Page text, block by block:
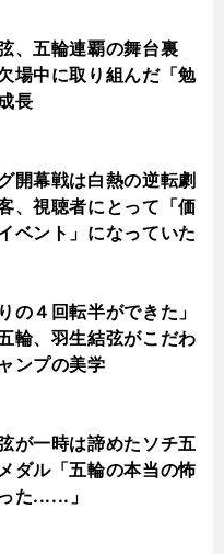
、五輪連覇の舞台裏
場中に取り組んだ「勉
長
開幕戦は白熱の逆転劇
、視聴者にとって「価
ベント」になっていた
の４回転半ができた」
輪、羽生結弦がこだわ
ンプの美学
が一時は諦めたソチ五
ダル「五輪の本当の怖
た......」